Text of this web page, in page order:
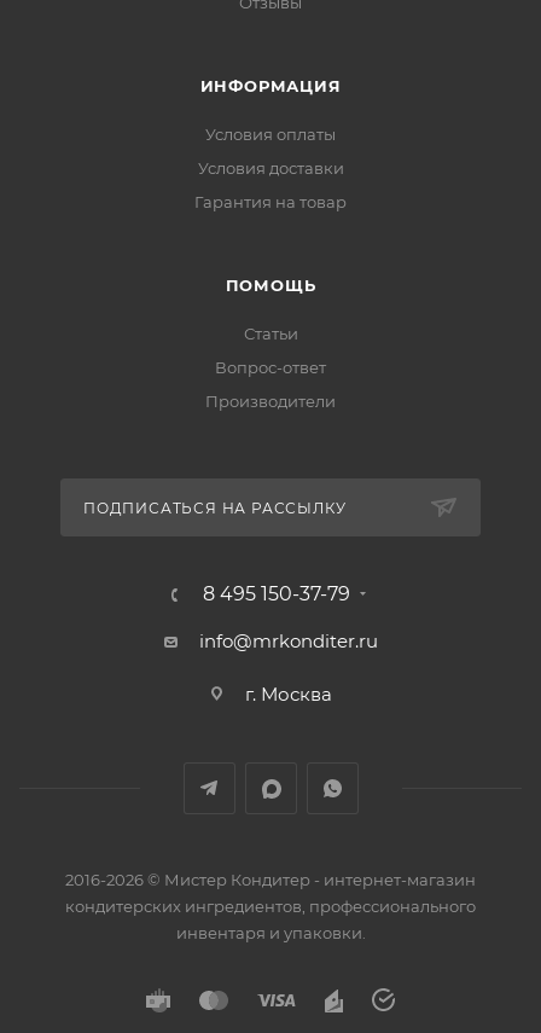
ИНФОРМАЦИЯ
Условия оплаты
Условия доставки
Гарантия на товар
ПОМОЩЬ
Статьи
Вопрос-ответ
Производители
ПОДПИСАТЬСЯ НА РАССЫЛКУ
8 495 150-37-79
info@mrkonditer.ru
г. Москва
2016-2026 © Мистер Кондитер - интернет-магазин
кондитерских ингредиентов, профессионального
инвентаря и упаковки.